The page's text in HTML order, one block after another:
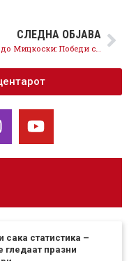
СЛЕДНА ОБЈАВА
СДСМ до Мицкоски: Победи со знаење или тендери со партиска книшка од ВМРО-ОКГ?
сака статистика –
гледаат празни